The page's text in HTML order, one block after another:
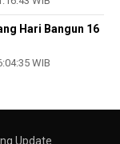
Hari Bangun 16
WIB
Update